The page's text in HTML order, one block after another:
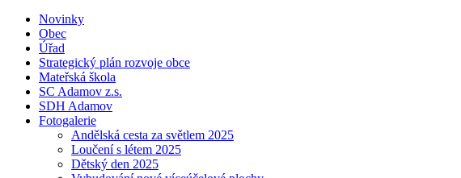
Novinky
Obec
Úřad
Strategický plán rozvoje obce
Mateřská škola
SC Adamov z.s.
SDH Adamov
Fotogalerie
Andělská cesta za světlem 2025
Loučení s létem 2025
Dětský den 2025